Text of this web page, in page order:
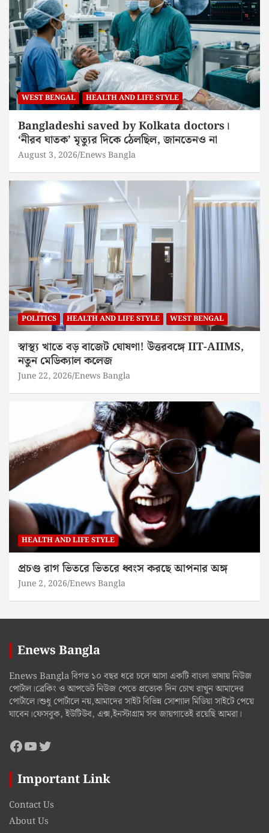
WEST BENGAL HEALTH AND LIFE STYLE
Bangladeshi saved by Kolkata doctors।
‘নীরব ঘাতক’ মৃত্যুর দিকে ঠেলছিল, জানতেনও না
August 3, 2026 Enews Bangla
POLITICS HEALTH AND LIFE STYLE WEST BENGAL
স্বাস্থ্য খাতে বড় বাজেট ঘোষণা! উত্তরবঙ্গে IIT-AIIMS,
নতুন মেডিক্যাল কলেজ
June 22, 2026 Enews Bangla
HEALTH AND LIFE STYLE
প্রচণ্ড রাগ ভিতরে ভিতরে ধ্বংস করছে আপনার অঙ্গ
June 2, 2026 Enews Bangla
Enews Bangla
Enews Bangla বিগত ১০ বছর ধরে চলে আসা একটি বাংলা ভাষায় নিউজ
পোর্টাল।ব্রেকিং ও আপডেট নিউজ পেতে প্রত্যেক দিন চোখ রাখুন আমাদের
পোর্টালে।শুধু পোর্টালে নয়,আমাদের সাইট বিভিন্ন সোশ্যাল মিডিয়া সাইটে পেয়ে
যাবেন।ফেসবুক, ইউটিউব, এক্স,ইনস্টাগ্রাম সব জায়গাতেই রয়েছি আমরা।
Facebook
YouTube
Twitter
Important Link
Contact Us
About Us